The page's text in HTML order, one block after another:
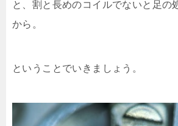
と、割と長めのコイルでないと足の
から。
ということでいきましょう。